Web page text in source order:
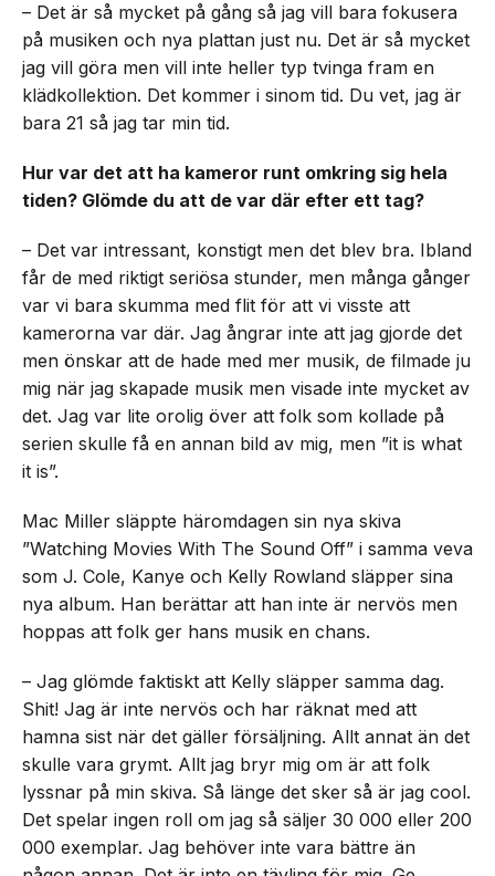
– Det är så mycket på gång så jag vill bara fokusera
på musiken och nya plattan just nu. Det är så mycket
jag vill göra men vill inte heller typ tvinga fram en
klädkollektion. Det kommer i sinom tid. Du vet, jag är
bara 21 så jag tar min tid.
Hur var det att ha kameror runt omkring sig hela
tiden? Glömde du att de var där efter ett tag?
– Det var intressant, konstigt men det blev bra. Ibland
får de med riktigt seriösa stunder, men många gånger
var vi bara skumma med flit för att vi visste att
kamerorna var där. Jag ångrar inte att jag gjorde det
men önskar att de hade med mer musik, de filmade ju
mig när jag skapade musik men visade inte mycket av
det. Jag var lite orolig över att folk som kollade på
serien skulle få en annan bild av mig, men ”it is what
it is”.
Mac Miller släppte häromdagen sin nya skiva
”Watching Movies With The Sound Off” i samma veva
som J. Cole, Kanye och Kelly Rowland släpper sina
nya album. Han berättar att han inte är nervös men
hoppas att folk ger hans musik en chans.
– Jag glömde faktiskt att Kelly släpper samma dag.
Shit! Jag är inte nervös och har räknat med att
hamna sist när det gäller försäljning. Allt annat än det
skulle vara grymt. Allt jag bryr mig om är att folk
lyssnar på min skiva. Så länge det sker så är jag cool.
Det spelar ingen roll om jag så säljer 30 000 eller 200
000 exemplar. Jag behöver inte vara bättre än